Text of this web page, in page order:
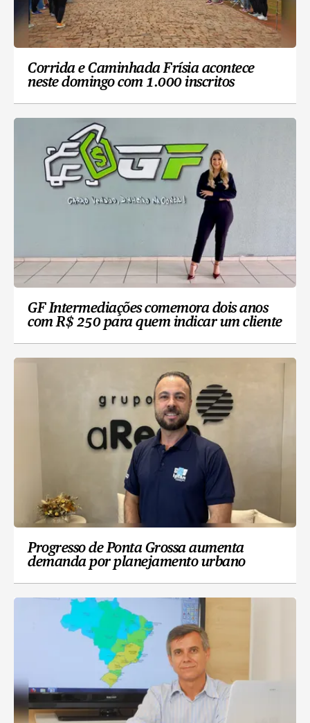
Corrida e Caminhada Frísia acontece
neste domingo com 1.000 inscritos
GF Intermediações comemora dois anos
com R$ 250 para quem indicar um cliente
Progresso de Ponta Grossa aumenta
demanda por planejamento urbano